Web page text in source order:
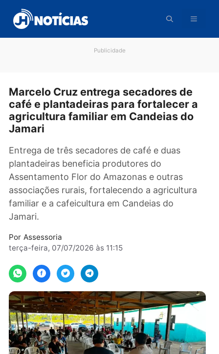
para
conteúdo
Marcelo Cruz entrega secadores de
café e plantadeiras para fortalecer
agricultura familiar em Candeias do
Entrega de três secadores de café e duas
plantadeiras beneficia produtores do
Assentamento Flor do Amazonas e outras
associações rurais, fortalecendo a agricultura
Jamari.
Por Assessoria
terça-feira, 07/07/2026 às 11:15